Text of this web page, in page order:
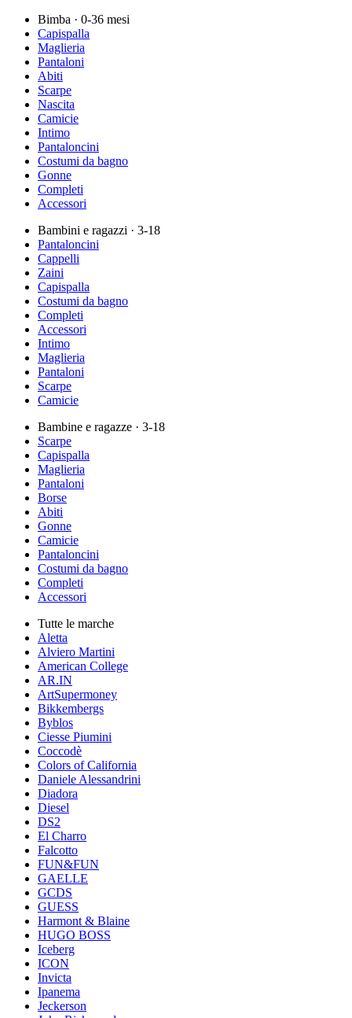
Bimba · 0-36 mesi
Capispalla
Maglieria
Pantaloni
Abiti
Scarpe
Nascita
Camicie
Intimo
Pantaloncini
Costumi da bagno
Gonne
Completi
Accessori
Bambini e ragazzi · 3-18
Pantaloncini
Cappelli
Zaini
Capispalla
Costumi da bagno
Completi
Accessori
Intimo
Maglieria
Pantaloni
Scarpe
Camicie
Bambine e ragazze · 3-18
Scarpe
Capispalla
Maglieria
Pantaloni
Borse
Abiti
Gonne
Camicie
Pantaloncini
Costumi da bagno
Completi
Accessori
Tutte le marche
Aletta
Alviero Martini
American College
AR.IN
ArtSupermoney
Bikkembergs
Byblos
Ciesse Piumini
Coccodè
Colors of California
Daniele Alessandrini
Diadora
Diesel
DS2
El Charro
Falcotto
FUN&FUN
GAELLE
GCDS
GUESS
Harmont & Blaine
HUGO BOSS
Iceberg
ICON
Invicta
Ipanema
Jeckerson